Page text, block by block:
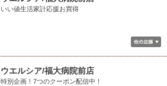
いい値生活家計応援お買得
ウエルシア/福大病院前店
特別企画！7つのクーポン配信中！